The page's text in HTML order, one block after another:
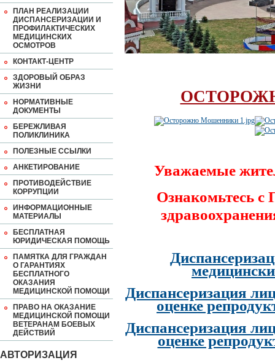
ПЛАН РЕАЛИЗАЦИИ
ДИСПАНСЕРИЗАЦИИ И
ПРОФИЛАКТИЧЕСКИХ
МЕДИЦИНСКИХ
ОСМОТРОВ
КОНТАКТ-ЦЕНТР
ЗДОРОВЫЙ ОБРАЗ
ЖИЗНИ
НОРМАТИВНЫЕ
ДОКУМЕНТЫ
БЕРЕЖЛИВАЯ
ПОЛИКЛИНИКА
ПОЛЕЗНЫЕ ССЫЛКИ
АНКЕТИРОВАНИЕ
ПРОТИВОДЕЙСТВИЕ
КОРРУПЦИИ
ИНФОРМАЦИОННЫЕ
МАТЕРИАЛЫ
БЕСПЛАТНАЯ
ЮРИДИЧЕСКАЯ ПОМОЩЬ
ПАМЯТКА ДЛЯ ГРАЖДАН
О ГАРАНТИЯХ
БЕСПЛАТНОГО
ОКАЗАНИЯ
МЕДИЦИНСКОЙ ПОМОЩИ
ПРАВО НА ОКАЗАНИЕ
МЕДИЦИНСКОЙ ПОМОЩИ
ВЕТЕРАНАМ БОЕВЫХ
ДЕЙСТВИЙ
АВТОРИЗАЦИЯ
Уважаемые
Ознакомьтесь
Диспансеризация
оценке
Диспансеризация
оценке